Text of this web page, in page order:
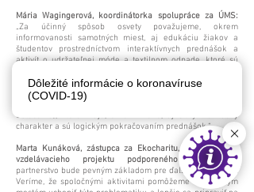
Mária Wagingerová, koordinátorka spolupráce za ÚMS:
„Za účinný spôsob osvety považujeme, okrem
informovanosti samotných miest, aj edukáciu žiakov a
študentov prostredníctvom interaktívnych prednášok a
aktivít o udržateľnej móde a textilnom odpade, ktoré sú
úniou. Pomocou nich lepšie porozumejú komplexnosti
tejto témy. Spoločnosť Ekocharita v spolupráci s ÚMS
zorganizuje pre školy a mestá tzv. swapy (výmeny
oblečenia), ktoré majú, okrem iného, aj silný motivačný
charakter a sú logickým pokračovaním prednášok.“
Marta Kunáková, zástupca za Ekocharitu, koordinátorka
vzdelávacieho projektu podporeného EÚ:
„Naše
partnerstvo bude pevným základom pre ďalšiu spoluprácu.
Veríme, že spoločnými aktivitami pomôžeme slovenským
Dôležité informácie o koronavíruse
(COVID-19)